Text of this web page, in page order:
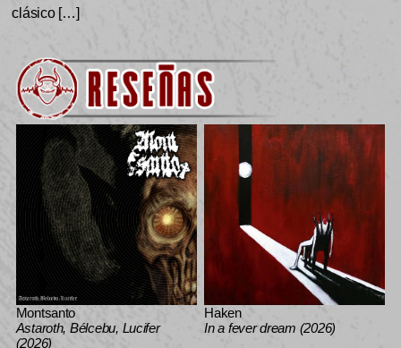
clásico […]
Montsanto
Astaroth, Bélcebu, Lucifer
(2026)
Haken
In a fever dream (2026)